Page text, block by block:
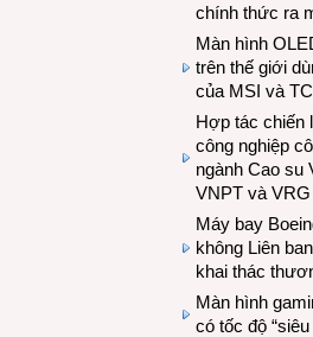
chính thức ra
Màn hình
trên thế giới
của MSI và
Hợp tác chiến
công nghiệp
ngành Cao su
VNPT và VRG
Máy bay
không Liên
khai thác
Màn hình
có tốc độ